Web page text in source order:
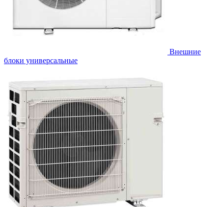
Внешние
блоки универсальные